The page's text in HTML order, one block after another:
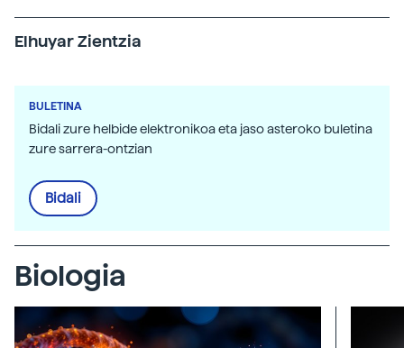
Elhuyar Zientzia
BULETINA
Bidali zure helbide elektronikoa eta jaso asteroko buletina
zure sarrera-ontzian
Bidali
Biologia